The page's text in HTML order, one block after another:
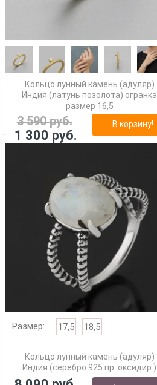
Кольцо лунный камень (адуляр)
Индия (латунь позолота) огранка
размер 16,5
3 590 руб.
1 300 руб.
В корзину!
Размер: 17,5 18,5
Кольцо лунный камень (адуляр)
Индия (серебро 925 пр. оксидир.)